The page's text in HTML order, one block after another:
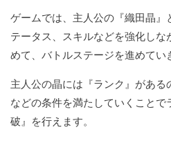
ゲームでは、主人公の『織田晶』
テータス、スキルなどを強化し
めて、バトルステージを進めてい
主人公の晶には『ランク』があ
などの条件を満たしていくこと
破』を行えます。